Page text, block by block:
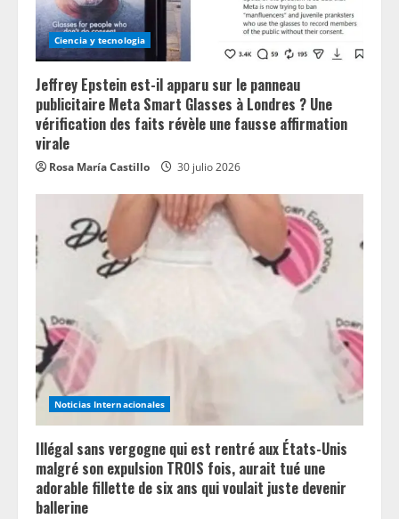
Ciencia y tecnologia
Jeffrey Epstein est-il apparu sur le panneau
publicitaire Meta Smart Glasses à Londres ? Une
vérification des faits révèle une fausse affirmation
virale
Rosa María Castillo 30 julio 2026
Noticias Internacionales
Illégal sans vergogne qui est rentré aux États-Unis
malgré son expulsion TROIS fois, aurait tué une
adorable fillette de six ans qui voulait juste devenir
ballerine